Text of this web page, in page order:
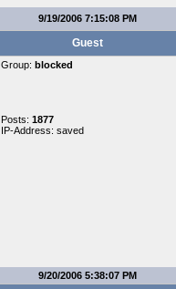
9/19/2006 7:15:08 PM
Guest
Group: blocked
Posts: 1877
IP-Address: saved
9/20/2006 5:38:07 PM